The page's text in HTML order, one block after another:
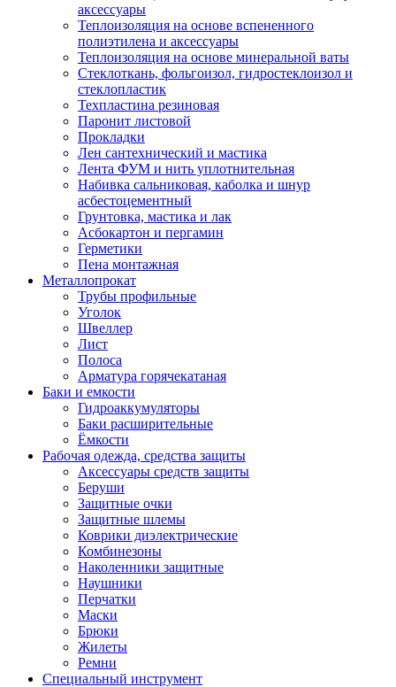
аксессуары
Теплоизоляция на основе вспененного
полиэтилена и аксессуары
Теплоизоляция на основе минеральной ваты
Стеклоткань, фольгоизол, гидростеклоизол и
стеклопластик
Техпластина резиновая
Паронит листовой
Прокладки
Лен сантехнический и мастика
Лента ФУМ и нить уплотнительная
Набивка сальниковая, каболка и шнур
асбестоцементный
Грунтовка, мастика и лак
Асбокартон и пергамин
Герметики
Пена монтажная
Металлопрокат
Трубы профильные
Уголок
Швеллер
Лист
Полоса
Арматура горячекатаная
Баки и емкости
Гидроаккумуляторы
Баки расширительные
Ёмкости
Рабочая одежда, средства защиты
Аксессуары средств защиты
Беруши
Защитные очки
Защитные шлемы
Коврики диэлектрические
Комбинезоны
Наколенники защитные
Наушники
Перчатки
Маски
Брюки
Жилеты
Ремни
Специальный инструмент